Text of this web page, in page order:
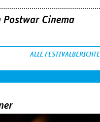
Cinema
ALLE FESTIVALBERICHTE